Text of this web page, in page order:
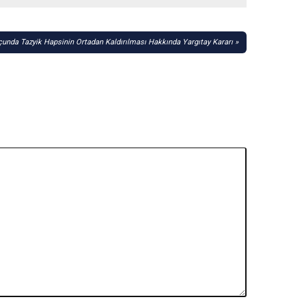
Tazyik Hapsinin Ortadan Kaldırılması Hakkında Yargıtay Kararı